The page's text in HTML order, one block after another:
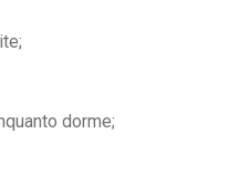
dorme;